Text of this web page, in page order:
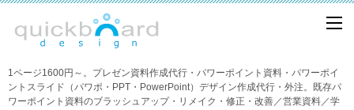
1ページ1600円～。プレゼン資料作成代行・パワーポイント資料・パワーポイ
ントスライド（パワポ・PPT・PowerPoint）デザイン作成代行・外注。既存パ
ワーポイント資料のブラッシュアップ・リメイク・修正・改善／営業資料／学